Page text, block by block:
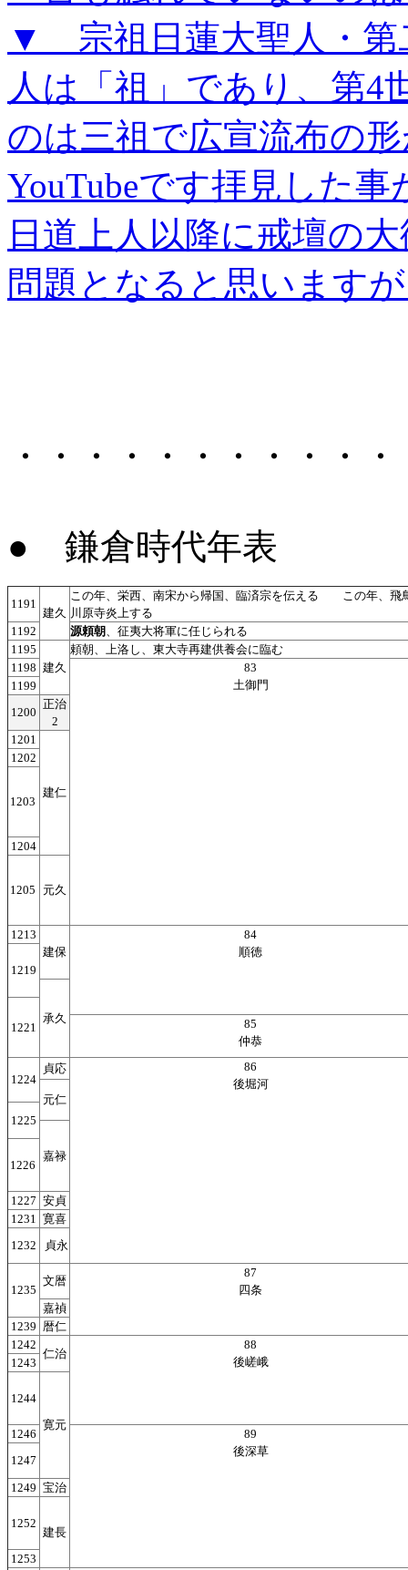
▼ 宗祖日蓮大聖人・第
人は「祖」であり、第4
のは三祖で広宣流布の
YouTubeです拝見した
日道上人以降に戒壇の
問題となると思います
・・・・・・・・・・
● 鎌倉時代年表
1191
建久
この年、栄西、南宋から帰国、臨済宗を伝える この年、飛
川原寺炎上する
1192
源頼朝 、征夷大将軍に任じられる
1195
建久
頼朝、上洛し、東大寺再建供養会に臨む
1198
83
土御門
1199
1200
正治
2
1201
建仁
1202
1203
1204
1205 元久
1213
建保
84
順徳
1219
承久
1221
85
仲恭
1224
貞応
86
後堀河
元仁
1225
嘉禄
1226
1227 安貞
1231 寛喜
1232
貞永
1235
文暦
87
四条
嘉禎
1239 暦仁
1242
仁治
88
後嵯峨
1243
1244
寛元
1246
89
後深草
1247
1249 宝治
1252
建長
1253